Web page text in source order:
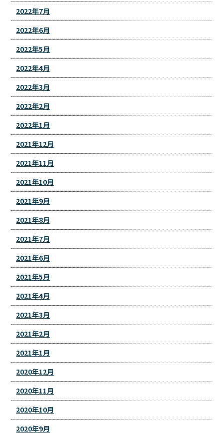
2022年7月
2022年6月
2022年5月
2022年4月
2022年3月
2022年2月
2022年1月
2021年12月
2021年11月
2021年10月
2021年9月
2021年8月
2021年7月
2021年6月
2021年5月
2021年4月
2021年3月
2021年2月
2021年1月
2020年12月
2020年11月
2020年10月
2020年9月